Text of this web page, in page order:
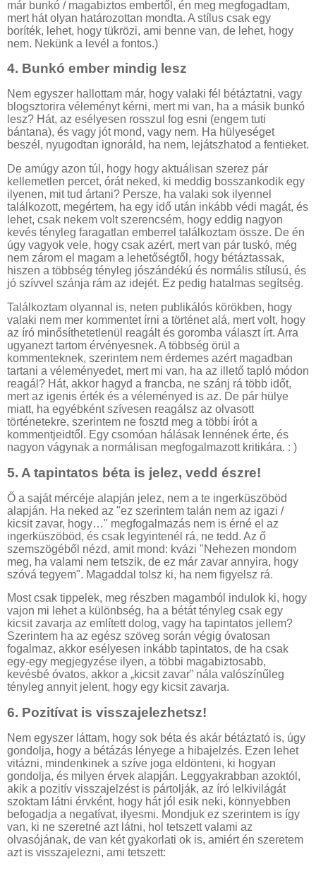
már bunkó / magabiztos embertől, én meg megfogadtam,
mert hát olyan határozottan mondta. A stílus csak egy
boríték, lehet, hogy tükrözi, ami benne van, de lehet, hogy
nem. Nekünk a levél a fontos.)
4. Bunkó ember mindig lesz
Nem egyszer hallottam már, hogy valaki fél bétáztatni, vagy
blogsztorira véleményt kérni, mert mi van, ha a másik bunkó
lesz? Hát, az esélyesen rosszul fog esni (engem tuti
bántana), és vagy jót mond, vagy nem. Ha hülyeséget
beszél, nyugodtan ignoráld, ha nem, lejátszhatod a fentieket.
De amúgy azon túl, hogy hogy aktuálisan szerez pár
kellemetlen percet, órát neked, ki meddig bosszankodik egy
ilyenen, mit tud ártani? Persze, ha valaki sok ilyennel
találkozott, megértem, ha egy idő után inkább védi magát, és
lehet, csak nekem volt szerencsém, hogy eddig nagyon
kevés tényleg faragatlan emberrel találkoztam össze. De én
úgy vagyok vele, hogy csak azért, mert van pár tuskó, még
nem zárom el magam a lehetőségtől, hogy bétáztassak,
hiszen a többség tényleg jószándékú és normális stílusú, és
jó szívvel szánja rám az idejét. Ez pedig hatalmas segítség.
Találkoztam olyannal is, neten publikálós körökben, hogy
valaki nem mer kommentet írni a történet alá, mert volt, hogy
az író minősíthetetlenül reagált és goromba választ írt. Arra
ugyanezt tartom érvényesnek. A többség örül a
kommenteknek, szerintem nem érdemes azért magadban
tartani a véleményedet, mert mi van, ha az illető tapló módon
reagál? Hát, akkor hagyd a francba, ne szánj rá több időt,
mert az igenis érték és a véleményed is az. De pár hülye
miatt, ha egyébként szívesen reagálsz az olvasott
történetekre, szerintem ne fosztd meg a többi írót a
kommentjeidtől. Egy csomóan hálásak lennének érte, és
nagyon vágynak a normálisan megfogalmazott kritikára. : )
5. A tapintatos béta is jelez, vedd észre!
Ő a saját mércéje alapján jelez, nem a te ingerküszöböd
alapján. Ha neked az "ez szerintem talán nem az igazi /
kicsit zavar, hogy…" megfogalmazás nem is érné el az
ingerküszöböd, és csak legyintenél rá, ne tedd. Az ő
szemszögéből nézd, amit mond: kvázi "Nehezen mondom
meg, ha valami nem tetszik, de ez már zavar annyira, hogy
szóvá tegyem". Magaddal tolsz ki, ha nem figyelsz rá.
Most csak tippelek, meg részben magamból indulok ki, hogy
vajon mi lehet a különbség, ha a bétát tényleg csak egy
kicsit zavarja az említett dolog, vagy ha tapintatos jellem?
Szerintem ha az egész szöveg során végig óvatosan
fogalmaz, akkor esélyesen inkább tapintatos, de ha csak
egy-egy megjegyzése ilyen, a többi magabiztosabb,
kevésbé óvatos, akkor a „kicsit zavar” nála valószínűleg
tényleg annyit jelent, hogy egy kicsit zavarja.
6. Pozitívat is visszajelezhetsz!
Nem egyszer láttam, hogy sok béta és akár bétáztató is, úgy
gondolja, hogy a bétázás lényege a hibajelzés. Ezen lehet
vitázni, mindenkinek a szíve joga eldönteni, ki hogyan
gondolja, és milyen érvek alapján. Leggyakrabban azoktól,
akik a pozitív visszajelzést is pártolják, az író lelkivilágát
szoktam látni érvként, hogy hát jól esik neki, könnyebben
befogadja a negatívat, ilyesmi. Mondjuk ez szerintem is így
van, ki ne szeretné azt látni, hol tetszett valami az
olvasójának, de van két gyakorlati ok is, amiért én szeretem
azt is visszajelezni, ami tetszett: